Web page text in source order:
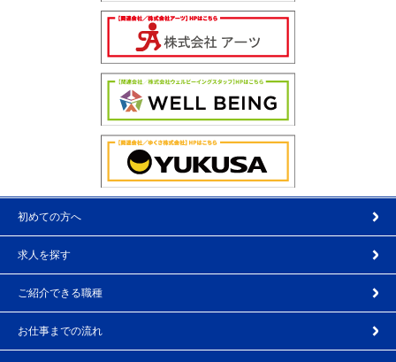
初めての方へ
求人を探す
ご紹介できる職種
お仕事までの流れ